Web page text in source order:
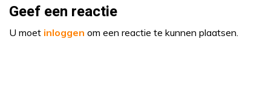
Geef een reactie
U moet inloggen om een reactie te kunnen plaatsen.